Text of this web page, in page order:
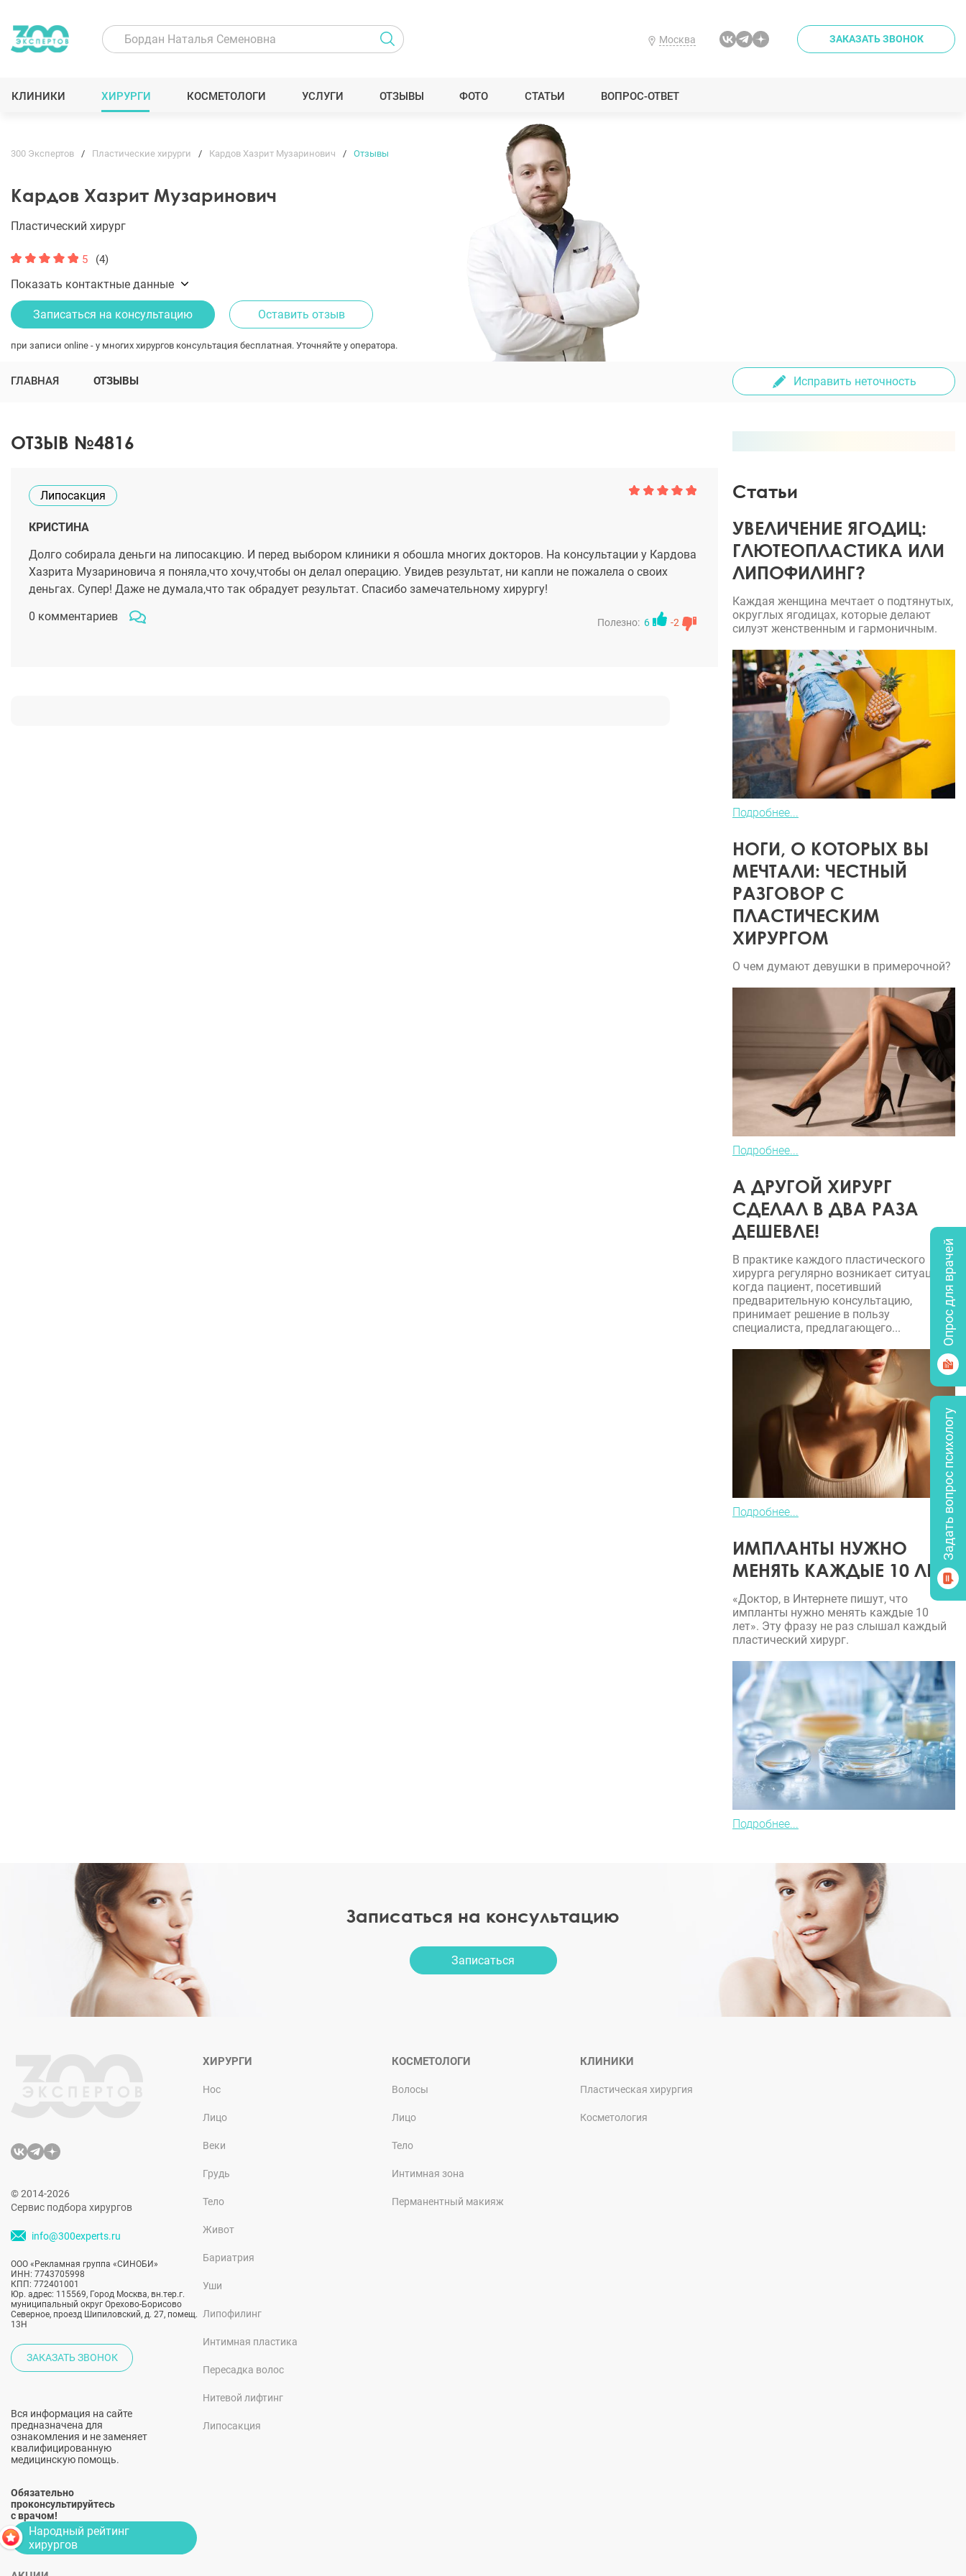
Москва ЗАКАЗАТЬ ЗВОНОК
КЛИНИКИ ХИРУРГИ КОСМЕТОЛОГИ УСЛУГИ ОТЗЫВЫ ФОТО СТАТЬИ ВОПРОС-ОТВЕТ
300 Экспертов Пластические хирурги Кардов Хазрит Музаринович Отзывы
Кардов Хазрит Музаринович
Пластический хирург
5 (4)
Показать контактные данные
Записаться на консультацию Оставить отзыв
при записи online - у многих хирургов консультация бесплатная. Уточняйте у оператора.
ГЛАВНАЯ ОТЗЫВЫ Исправить неточность
ОТЗЫВ №4816
Липосакция
КРИСТИНА
Долго собирала деньги на липосакцию. И перед выбором клиники я обошла многих докторов. На консультации у Кардова
Хазрита Музариновича я поняла,что хочу,чтобы он делал операцию. Увидев результат, ни капли не пожалела о своих
деньгах. Супер! Даже не думала,что так обрадует результат. Спасибо замечательному хирургу!
0 комментариев
Полезно: 6 -2
Статьи
УВЕЛИЧЕНИЕ ЯГОДИЦ:
ГЛЮТЕОПЛАСТИКА ИЛИ
ЛИПОФИЛИНГ?
Каждая женщина мечтает о подтянутых,
округлых ягодицах, которые делают
силуэт женственным и гармоничным.
Подробнее...
НОГИ, О КОТОРЫХ ВЫ
МЕЧТАЛИ: ЧЕСТНЫЙ
РАЗГОВОР С
ПЛАСТИЧЕСКИМ
ХИРУРГОМ
О чем думают девушки в примерочной?
Подробнее...
А ДРУГОЙ ХИРУРГ
СДЕЛАЛ В ДВА РАЗА
ДЕШЕВЛЕ!
В практике каждого пластического
хирурга регулярно возникает ситуация,
когда пациент, посетивший
предварительную консультацию,
принимает решение в пользу
специалиста, предлагающего...
Подробнее...
ИМПЛАНТЫ НУЖНО
МЕНЯТЬ КАЖДЫЕ 10 ЛЕТ?
«Доктор, в Интернете пишут, что
импланты нужно менять каждые 10
лет». Эту фразу не раз слышал каждый
пластический хирург.
Подробнее...
Записаться на консультацию
Записаться
© 2014-2026
Сервис подбора хирургов
info@300experts.ru
ООО «Рекламная группа «СИНОБИ»
ИНН: 7743705998
КПП: 772401001
Юр. адрес: 115569, Город Москва, вн.тер.г.
муниципальный округ Орехово-Борисово
Северное, проезд Шипиловский, д. 27, помещ.
13Н
ЗАКАЗАТЬ ЗВОНОК
Вся информация на сайте
предназначена для
ознакомления и не заменяет
квалифицированную
медицинскую помощь.
Обязательно
проконсультируйтесь
с врачом!
ХИРУРГИ
Нос
Лицо
Веки
Грудь
Тело
Живот
Бариатрия
Уши
Липофилинг
Интимная пластика
Пересадка волос
Нитевой лифтинг
Липосакция
КОСМЕТОЛОГИ
Волосы
Лицо
Тело
Интимная зона
Перманентный макияж
КЛИНИКИ
Пластическая хирургия
Косметология
Народный рейтинг
хирургов
Опрос для врачей
Задать вопрос психологу